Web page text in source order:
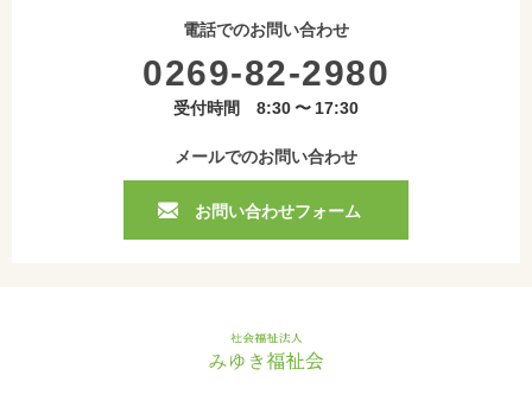
電話でのお問い合わせ
0269-82-2980
受付時間 8:30 〜 17:30
メールでのお問い合わせ
お問い合わせフォーム